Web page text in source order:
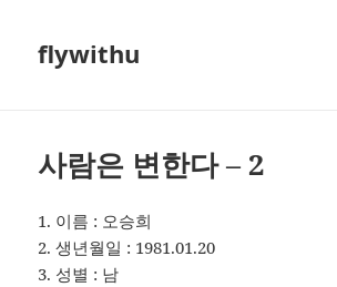
flywithu
사람은 변한다 – 2
1. 이름 : 오승희
2. 생년월일 : 1981.01.20
3. 성별 : 남